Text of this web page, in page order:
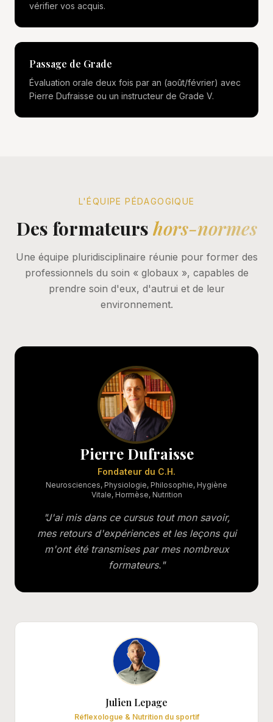
vérifier vos acquis.
Passage de Grade
Évaluation orale deux fois par an (août/février) avec
Pierre Dufraisse ou un instructeur de Grade V.
L'ÉQUIPE PÉDAGOGIQUE
Des formateurs hors-normes
Une équipe pluridisciplinaire réunie pour former des
professionnels du soin « globaux », capables de
prendre soin d'eux, d'autrui et de leur
environnement.
Pierre Dufraisse
Fondateur du C.H.
Neurosciences, Physiologie, Philosophie, Hygiène
Vitale, Hormèse, Nutrition
"J'ai mis dans ce cursus tout mon savoir,
mes retours d'expériences et les leçons qui
m'ont été transmises par mes nombreux
formateurs."
Julien Lepage
Réflexologue & Nutrition du sportif